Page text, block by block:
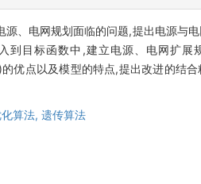
、电网规划面临的问题,提出电源与
到目标函数中,建立电源、电网扩
优点以及模型的特点,提出改进的结
算法, 遗传算法